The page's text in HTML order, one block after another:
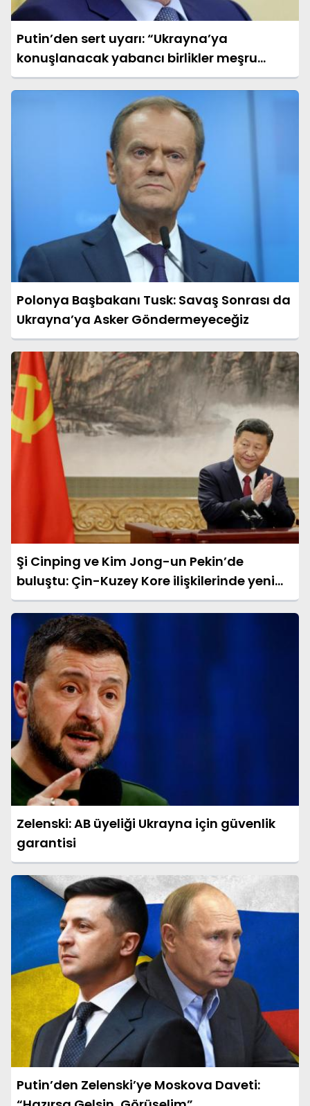
Putin’den sert uyarı: “Ukrayna’ya
konuşlanacak yabancı birlikler meşru
hedef sayılacak”
Polonya Başbakanı Tusk: Savaş Sonrası da
Ukrayna’ya Asker Göndermeyeceğiz
Şi Cinping ve Kim Jong-un Pekin’de
buluştu: Çin-Kuzey Kore ilişkilerinde yeni
dönem
Zelenski: AB üyeliği Ukrayna için güvenlik
garantisi
Putin’den Zelenski’ye Moskova Daveti: